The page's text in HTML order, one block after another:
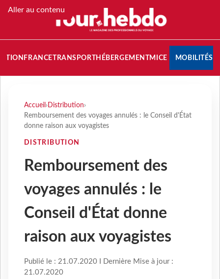
Aller au contenu
FRANCETRANSPORT HÉBERGEMENTMICE MOBILITÉS
Accueil › Distribution›
Remboursement des voyages annulés : le Conseil d'État
donne raison aux voyagistes
DISTRIBUTION
Remboursement des
voyages annulés : le
Conseil d'État donne
raison aux voyagistes
Publié le : 21.07.2020 I Dernière Mise à jour :
21.07.2020